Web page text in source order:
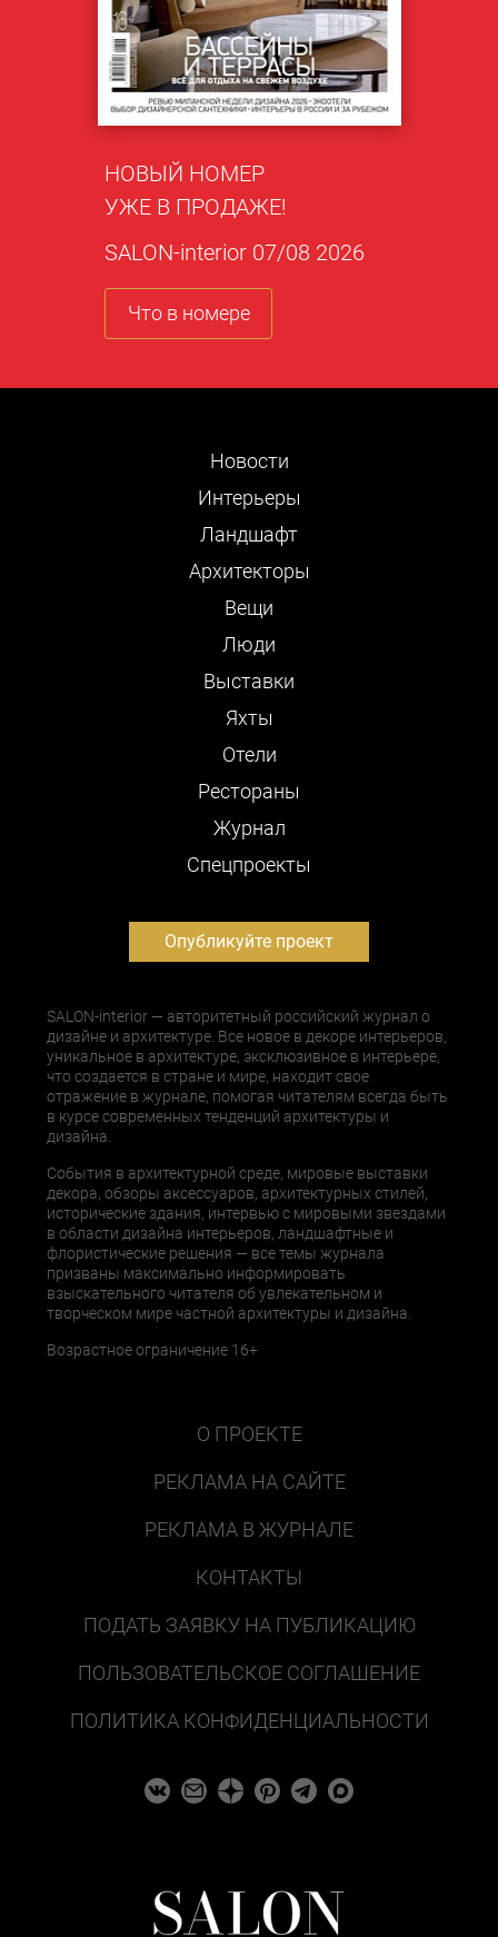
НОВЫЙ НОМЕР
УЖЕ В ПРОДАЖЕ!
SALON-interior 07/08 2026
Что в номере
Новости
Интерьеры
Ландшафт
Архитекторы
Вещи
Люди
Выставки
Яхты
Отели
Рестораны
Журнал
Cпецпроекты
Опубликуйте проект
SALON-interior — авторитетный российский журнал о
дизайне и архитектуре. Все новое в декоре интерьеров,
уникальное в архитектуре, эксклюзивное в интерьере,
что создается в стране и мире, находит свое
отражение в журнале, помогая читателям всегда быть
в курсе современных тенденций архитектуры и
дизайна.
События в архитектурной среде, мировые выставки
декора, обзоры аксессуаров, архитектурных стилей,
исторические здания, интервью с мировыми звездами
в области дизайна интерьеров, ландшафтные и
флористические решения — все темы журнала
призваны максимально информировать
взыскательного читателя об увлекательном и
творческом мире частной архитектуры и дизайна.
Возрастное ограничение 16+
О ПРОЕКТЕ
РЕКЛАМА НА САЙТЕ
РЕКЛАМА В ЖУРНАЛЕ
КОНТАКТЫ
ПОДАТЬ ЗАЯВКУ НА ПУБЛИКАЦИЮ
ПОЛЬЗОВАТЕЛЬСКОЕ СОГЛАШЕНИЕ
ПОЛИТИКА КОНФИДЕНЦИАЛЬНОСТИ